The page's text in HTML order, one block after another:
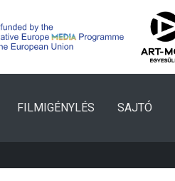
FILMIGÉNYLÉS SAJTÓ